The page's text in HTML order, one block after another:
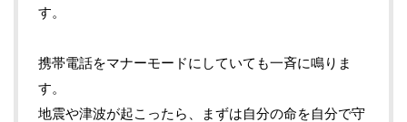
す。
携帯電話をマナーモードにしていても一斉に鳴りま
す。
地震や津波が起こったら、まずは自分の命を自分で守